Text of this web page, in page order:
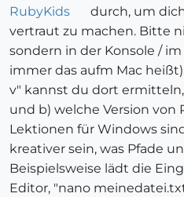
RubyKids
durch, um
vertraut zu machen. Bitte
sondern in der Konsole /
immer das aufm Mac
v" kannst du dort
und b) welche Version von
Lektionen für Windows
kreativer sein, was Pfade
Beispielsweise lädt die
Editor, "nano